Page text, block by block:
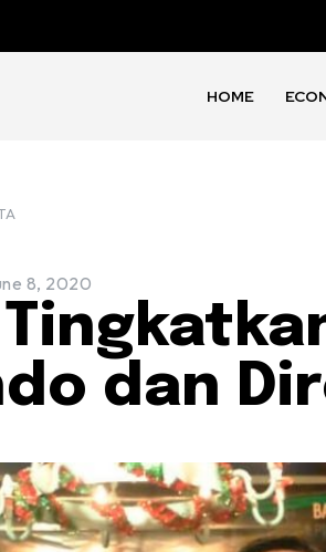
HOME
8, 2020
dan